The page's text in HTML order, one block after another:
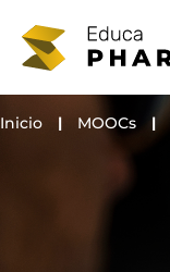
contenido
Inicio | MOOCs |